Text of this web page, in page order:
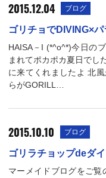
2015.12.04 ブログ
ゴリチョでDIVING×パ
HAISA－I (*^o^*)今日の
まれてポカポカ夏日でし
に来てくれましたよ 北
らがGORILL…
2015.10.10 ブログ
ゴリラチョップdeダ
マーメイドブログをご覧